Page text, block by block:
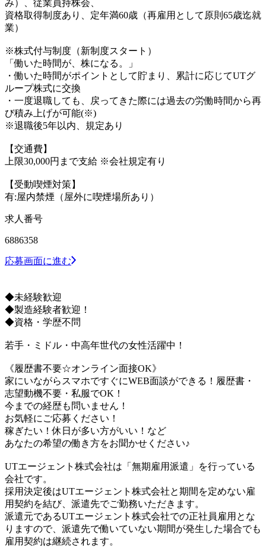
み）、従業員持株会、
資格取得制度あり、定年満60歳（再雇用として原則65歳迄就
業）
※株式付与制度（新制度スタート）
「働いた時間が、株になる。」
・働いた時間がポイントとして貯まり、累計に応じてUTグ
ループ株式に交換
・一度退職しても、戻ってきた際には過去の労働時間から再
び積み上げが可能(※)
※退職後5年以内、規定あり
【交通費】
上限30,000円まで支給 ※会社規定有り
【受動喫煙対策】
有:屋内禁煙（屋外に喫煙場所あり）
求人番号
6886358
応募画面に進む
◆未経験歓迎
◆製造経験者歓迎！
◆資格・学歴不問
若手・ミドル・中高年世代の女性活躍中！
《履歴書不要☆オンライン面接OK》
家にいながらスマホですぐにWEB面談ができる！履歴書・
志望動機不要・私服でOK！
今までの経歴も問いません！
お気軽にご応募ください！
稼ぎたい！休日が多い方がいい！など
あなたの希望の働き方をお聞かせください♪
UTエージェント株式会社は「無期雇用派遣」を行っている
会社です。
採用決定後はUTエージェント株式会社と期間を定めない雇
用契約を結び、派遣先でご勤務いただきます。
派遣元であるUTエージェント株式会社での正社員雇用とな
りますので、派遣先で働いていない期間が発生した場合でも
雇用契約は継続されます。